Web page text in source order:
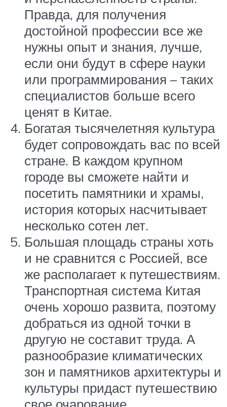
Правда, для получения
достойной профессии все же
нужны опыт и знания, лучше,
если они будут в сфере науки
или программирования – таких
специалистов больше всего
ценят в Китае.
Богатая тысячелетняя культура
будет сопровождать вас по всей
стране. В каждом крупном
городе вы сможете найти и
посетить памятники и храмы,
история которых насчитывает
несколько сотен лет.
Большая площадь страны хоть
и не сравнится с Россией, все
же располагает к путешествиям.
Транспортная система Китая
очень хорошо развита, поэтому
добраться из одной точки в
другую не составит труда. А
разнообразие климатических
зон и памятников архитектуры и
культуры придаст путешествию